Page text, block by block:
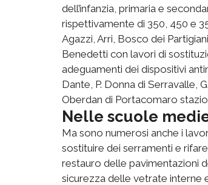
dell’infanzia, primaria e
rispettivamente di 350, 450 e
Agazzi, Arri, Bosco dei
Benedetti con lavori di
adeguamenti dei dispositivi
Dante, P. Donna di Serravalle,
Oberdan di Portacomaro
Nelle scuole
Ma sono numerosi anche i
sostituire dei serramenti e
restauro delle pavimentazioni
sicurezza delle vetrate interne